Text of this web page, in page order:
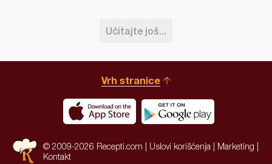
Učitajte još...
Vrh stranice
© 2009-2026 Recepti.com | Uslovi korišćenja Marketing
Kontakt